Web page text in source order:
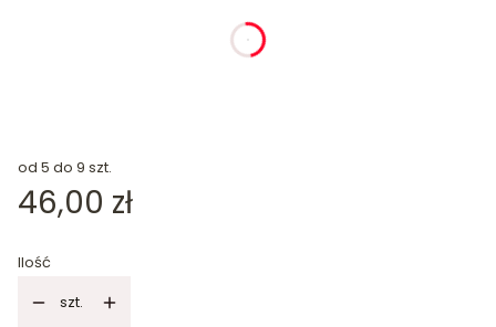
od 5 do 9 szt.
Cena
46,00 zł
Ilość
szt.